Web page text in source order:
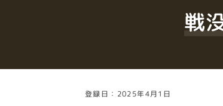
戦
登録日：2025年4月1日